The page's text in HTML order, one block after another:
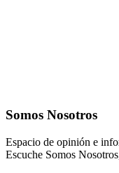
Somos Nosotros
Espacio de opinión e
Escuche Somos